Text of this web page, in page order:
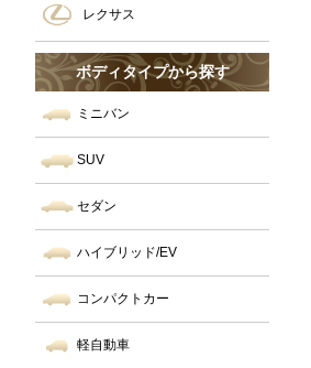
レクサス
ボディタイプから探す
ミニバン
SUV
セダン
ハイブリッド/EV
コンパクトカー
軽自動車